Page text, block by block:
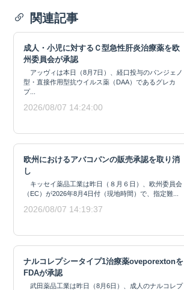
関連記事
成人・小児に対するＣ型急性肝炎治療薬を欧
州委員会が承認
アッヴィは本日（8月7日）、経口投与のパンジェノ
型・直接作用型抗ウイルス薬（DAA）であるグレカ
プ...
2026/08/07 14:24:00
欧州におけるアバコパンの販売承認を取り消
し
キッセイ薬品工業は昨日（８月６日）、欧州委員会
（EC）が2026年8月4日付（現地時間）で、指定難...
2026/08/07 14:19:37
ナルコレプシータイプ1治療薬oveporextonを
FDAが承認
武田薬品工業は昨日（8月6日）、成人のナルコレプ